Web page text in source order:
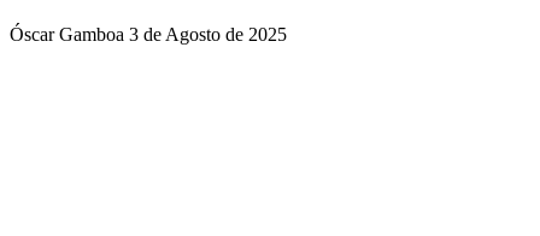
Óscar Gamboa 3 de Agosto de 2025